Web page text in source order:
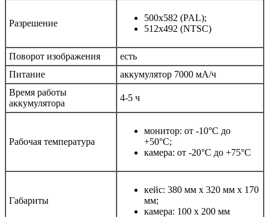
Разрешение
500x582 (PAL);
512x492 (NTSC)
Поворот изображения
есть
Питание
аккумулятор 7000 мА/ч
Время работы
аккумулятора
4-5 ч
Рабочая температура
монитор: от -10°С до
+50°С;
камера: от -20°С до +75°С
Габариты
кейс: 380 мм х 320 мм х 170
мм;
камера: 100 х 200 мм